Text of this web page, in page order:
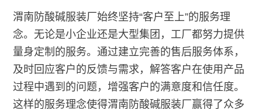
渭南防酸碱服装厂始终坚持“客户至上”的服务理
念。无论是小企业还是大型集团，工厂都努力提供
量身定制的服务。通过建立完善的售后服务体系，
及时回应客户的反馈与需求，解答客户在使用产品
过程中遇到的问题，增强客户的满意度和信任度。
这样的服务理念使得渭南防酸碱服装厂赢得了众多